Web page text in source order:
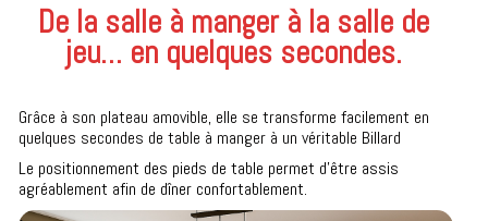
De la salle à manger à la salle de
jeu… en quelques secondes.
Grâce à son plateau amovible, elle se transforme facilement en
quelques secondes de table à manger à un véritable Billard
Le positionnement des pieds de table permet d’être assis
agréablement afin de dîner confortablement.